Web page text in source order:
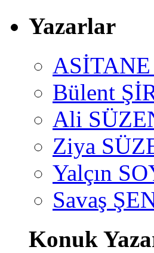
Yazarlar
Bülent
Ali
Ziya
Yalçın
Savaş
Konuk